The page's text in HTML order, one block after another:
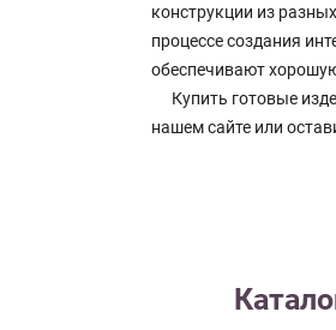
конструкции из
процессе создания
обеспечивают
Купить готовые
нашем сайте или